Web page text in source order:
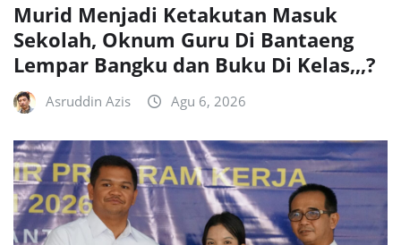
Murid Menjadi Ketakutan Masuk
Sekolah, Oknum Guru Di Bantaeng
Lempar Bangku dan Buku Di Kelas,,,?
Asruddin Azis Agu 6, 2026